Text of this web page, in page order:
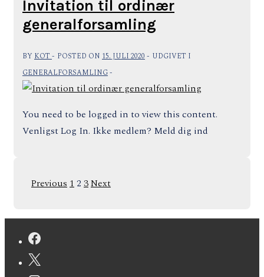
Invitation til ordinær
generalforsamling
BY KOT POSTED ON 15. JULI 2020
UDGIVET I
GENERALFORSAMLING
You need to be logged in to view this content.
Venligst Log In. Ikke medlem? Meld dig ind
Indlægsinddeling
Previous 1 2 3Next